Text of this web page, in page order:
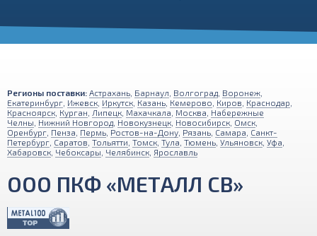
Регионы поставки: Астрахань Барнаул Волгоград Воронеж
Екатеринбург Ижевск Иркутск Казань Кемерово Киров Краснодар
Красноярск Курган Липецк Махачкала Москва Набережные
Челны Нижний Новгород Новокузнецк Новосибирск Омск
Оренбург Пенза Пермь Ростов-на-Дону Рязань Самара Санкт-
Петербург Саратов Тольятти Томск Тула Тюмень Ульяновск Уфа
Хабаровск Чебоксары Челябинск Ярославль
ООО ПКФ «МЕТАЛЛ СВ»